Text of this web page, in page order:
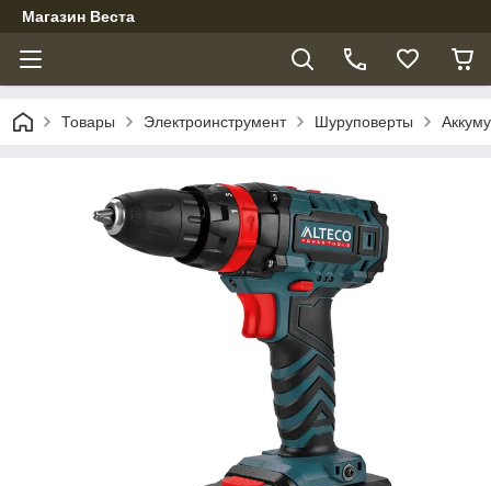
Магазин Веста
Товары Электроинструмент Шуруповерты